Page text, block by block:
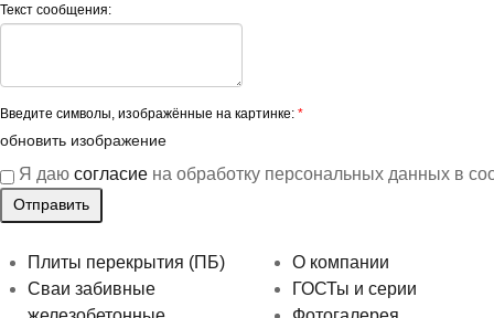
Текст сообщения:
Введите символы, изображённые на картинке: *
обновить изображение
Я даю согласие на обработку персональных данных в
Плиты перекрытия (ПБ)
Сваи забивные
О компании
ГОСТы и серии